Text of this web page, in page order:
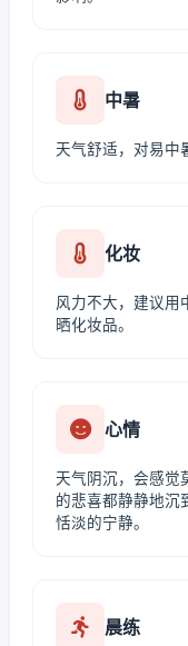
中暑
天气舒适，对易中
化妆
风力不大，建议用
晒化妆品。
心情
天气阴沉，会感觉
的悲喜都静静地沉
恬淡的宁静。
晨练